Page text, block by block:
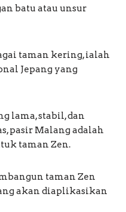
batu atau unsur
taman kering, ialah
Jepang yang
lama, stabil, dan
pasir Malang adalah
taman Zen.
taman Zen
akan diaplikasikan